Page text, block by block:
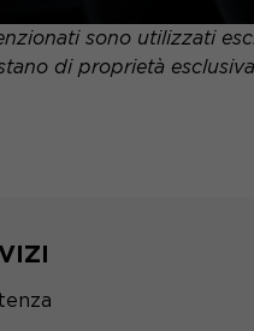
sono utilizzati
di proprietà